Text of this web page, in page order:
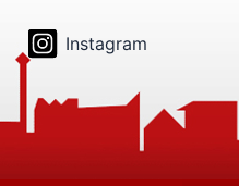
Instagram